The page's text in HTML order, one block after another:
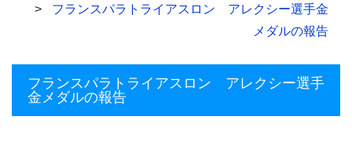
フランスパラトライアスロン アレクシー選手金
メダルの報告
フランスパラトライアスロン アレクシー選手
金メダルの報告